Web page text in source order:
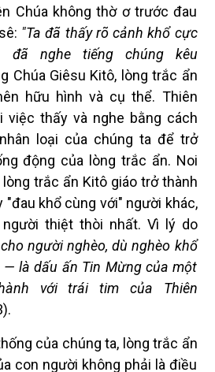
Chúa không thờ ơ trước đau
"Ta đã thấy rõ cảnh khổ cực
đã nghe tiếng chúng kêu
Chúa Giêsu Kitô, lòng trắc ẩn
hữu hình và cụ thể. Thiên
việc thấy và nghe bằng cách
loại của chúng ta để trở
động của lòng trắc ẩn. Noi
lòng trắc ẩn Kitô giáo trở thành
"đau khổ cùng với" người khác,
thiệt thòi nhất. Vì lý do
người nghèo, dù nghèo khổ
là dấu ấn Tin Mừng của một
với trái tim của Thiên
của chúng ta, lòng trắc ẩn
con người không phải là điều